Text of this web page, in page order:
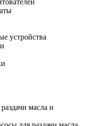
устройства
масла и